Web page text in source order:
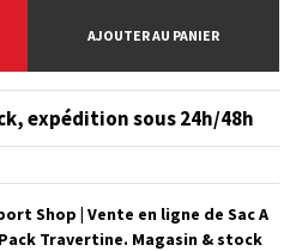
AJOUTER AU PANIER
expédition sous 24h/48h
Shop | Vente en ligne de Sac A
Travertine. Magasin & stock